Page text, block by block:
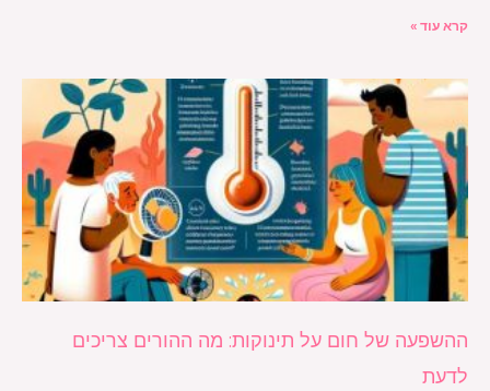
קרא עוד »
ההשפעה של חום על תינוקות: מה ההורים צריכים
לדעת